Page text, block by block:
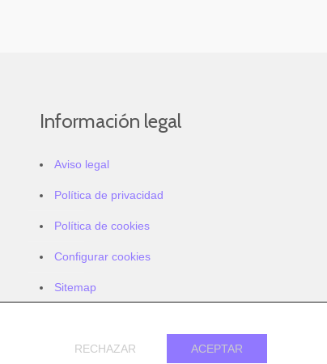
Información legal
Aviso legal
Política de privacidad
Política de cookies
Configurar cookies
Sitemap
ACEPTAR
RECHAZAR